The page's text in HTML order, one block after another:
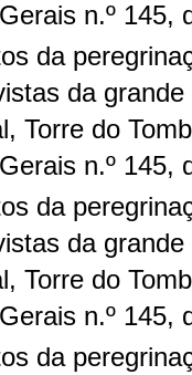
n.º 145,
da
da
Torre do
n.º 145,
da
da
Torre do
n.º 145,
da